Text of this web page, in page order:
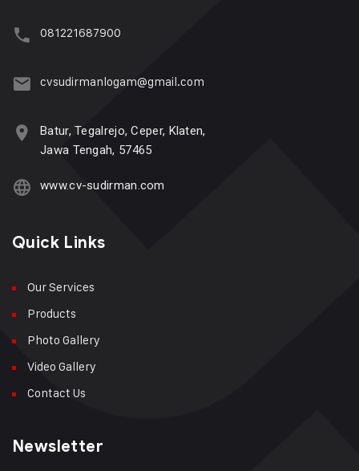
081221687900
cvsudirmanlogam@gmail.com
Batur, Tegalrejo, Ceper, Klaten,
Jawa Tengah, 57465
www.cv-sudirman.com
Quick Links
Our Services
Products
Photo Gallery
Video Gallery
Contact Us
Newsletter